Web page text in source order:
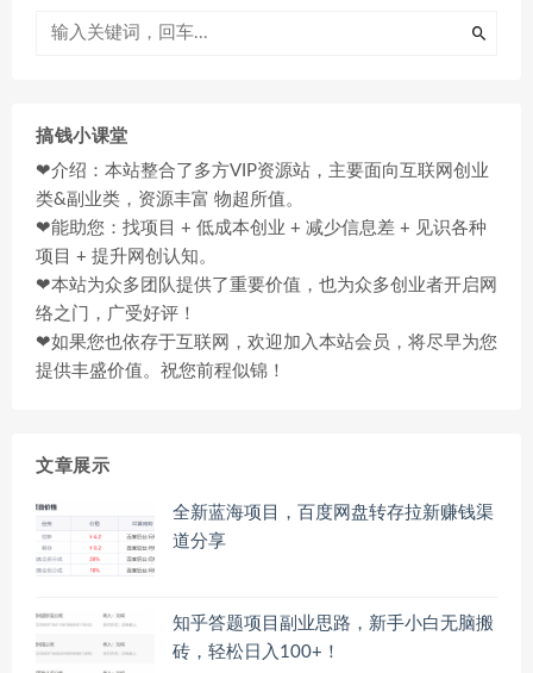
搞钱小课堂
❤介绍：本站整合了多方VIP资源站，主要面向互联网创业
类&副业类，资源丰富 物超所值。
❤能助您：找项目 + 低成本创业 + 减少信息差 + 见识各种
项目 + 提升网创认知。
❤本站为众多团队提供了重要价值，也为众多创业者开启网
络之门，广受好评！
❤如果您也依存于互联网，欢迎加入本站会员，将尽早为您
提供丰盛价值。祝您前程似锦！
文章展示
全新蓝海项目，百度网盘转存拉新赚钱渠
道分享
知乎答题项目副业思路，新手小白无脑搬
砖，轻松日入100+！